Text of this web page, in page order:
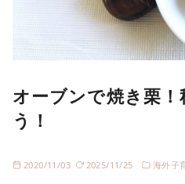
オーブンで焼き栗
う！
2020/11/03 2025/11/25 海外子